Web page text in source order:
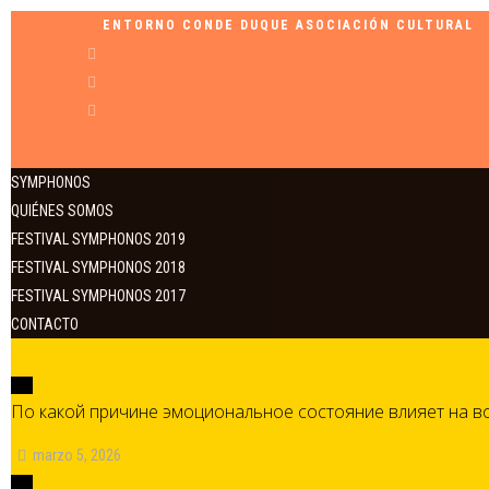
ENTORNO CONDE DUQUE ASOCIACIÓN CULTURAL
SYMPHONOS
QUIÉNES SOMOS
FESTIVAL SYMPHONOS 2019
FESTIVAL SYMPHONOS 2018
FESTIVAL SYMPHONOS 2017
CONTACTO
По какой причине эмоциональное состояние влияет на
marzo 5, 2026